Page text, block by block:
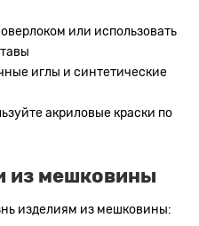
или использовать
иглы и синтетические
акриловые краски по
из мешковины
изделиям из мешковины: